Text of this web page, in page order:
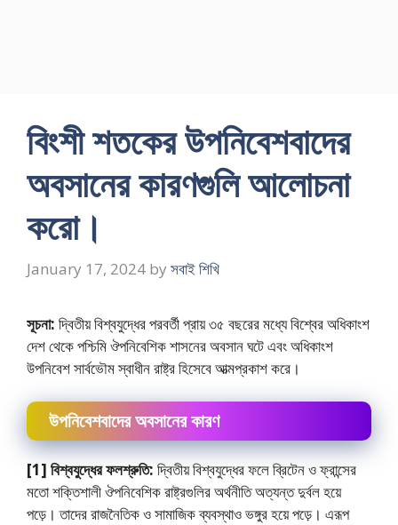
বিংশী শতকের উপনিবেশবাদের
অবসানের কারণগুলি আলােচনা
করাে।
January 17, 2024 by সবাই শিখি
সূচনা: দ্বিতীয় বিশ্বযুদ্ধের পরবর্তী প্রায় ৩৫ বছরের মধ্যে বিশ্বের অধিকাংশ
দেশ থেকে পশ্চিমি ঔপনিবেশিক শাসনের অবসান ঘটে এবং অধিকাংশ
উপনিবেশ সার্বভৌম স্বাধীন রাষ্ট্র হিসেবে আত্মপ্রকাশ করে।
উপনিবেশবাদের অবসানের কারণ
[1] বিশ্বযুদ্ধের ফলশ্রুতি: দ্বিতীয় বিশ্বযুদ্ধের ফলে ব্রিটেন ও ফ্রান্সের
মতাে শক্তিশালী ঔপনিবেশিক রাষ্ট্রগুলির অর্থনীতি অত্যন্ত দুর্বল হয়ে
পড়ে। তাদের রাজনৈতিক ও সামাজিক ব্যবস্থাও ভঙ্গুর হয়ে পড়ে। এরূপ